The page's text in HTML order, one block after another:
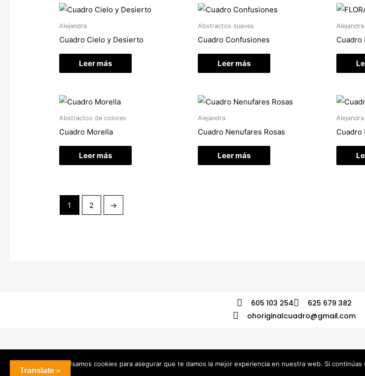
Alejandra
Cuadro Cielo y Desierto
Leer más
Abstractos suaves
Cuadro Confusiones
Leer más
Alejandra
Cuadro
Abstractos de colores
Cuadro Morella
Leer más
Alejandra
Cuadro Nenufares Rosas
Leer más
Alejandra
Cuadro
1 2 →
605 103 254
625 679 382
ohoriginalcuadro@gmail.com
Translate »
Usamos cookies para asegurar que te damos la mejor experiencia en nuestra web. Si